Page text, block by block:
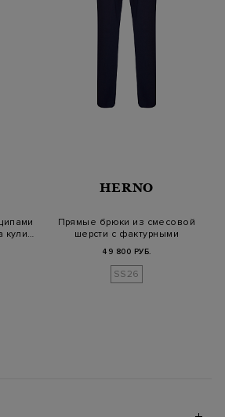
кули…
HERNO
Прямые брюки из смесовой
шерсти с фактурными
49 800 РУБ.
SS26